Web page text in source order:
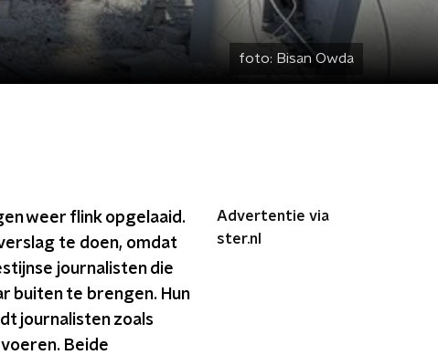
foto: Bisan Owda
weer flink opgelaaid.
te doen, omdat
journalisten die
buiten te brengen. Hun
journalisten zoals
Beide
Advertentie via
ster.nl